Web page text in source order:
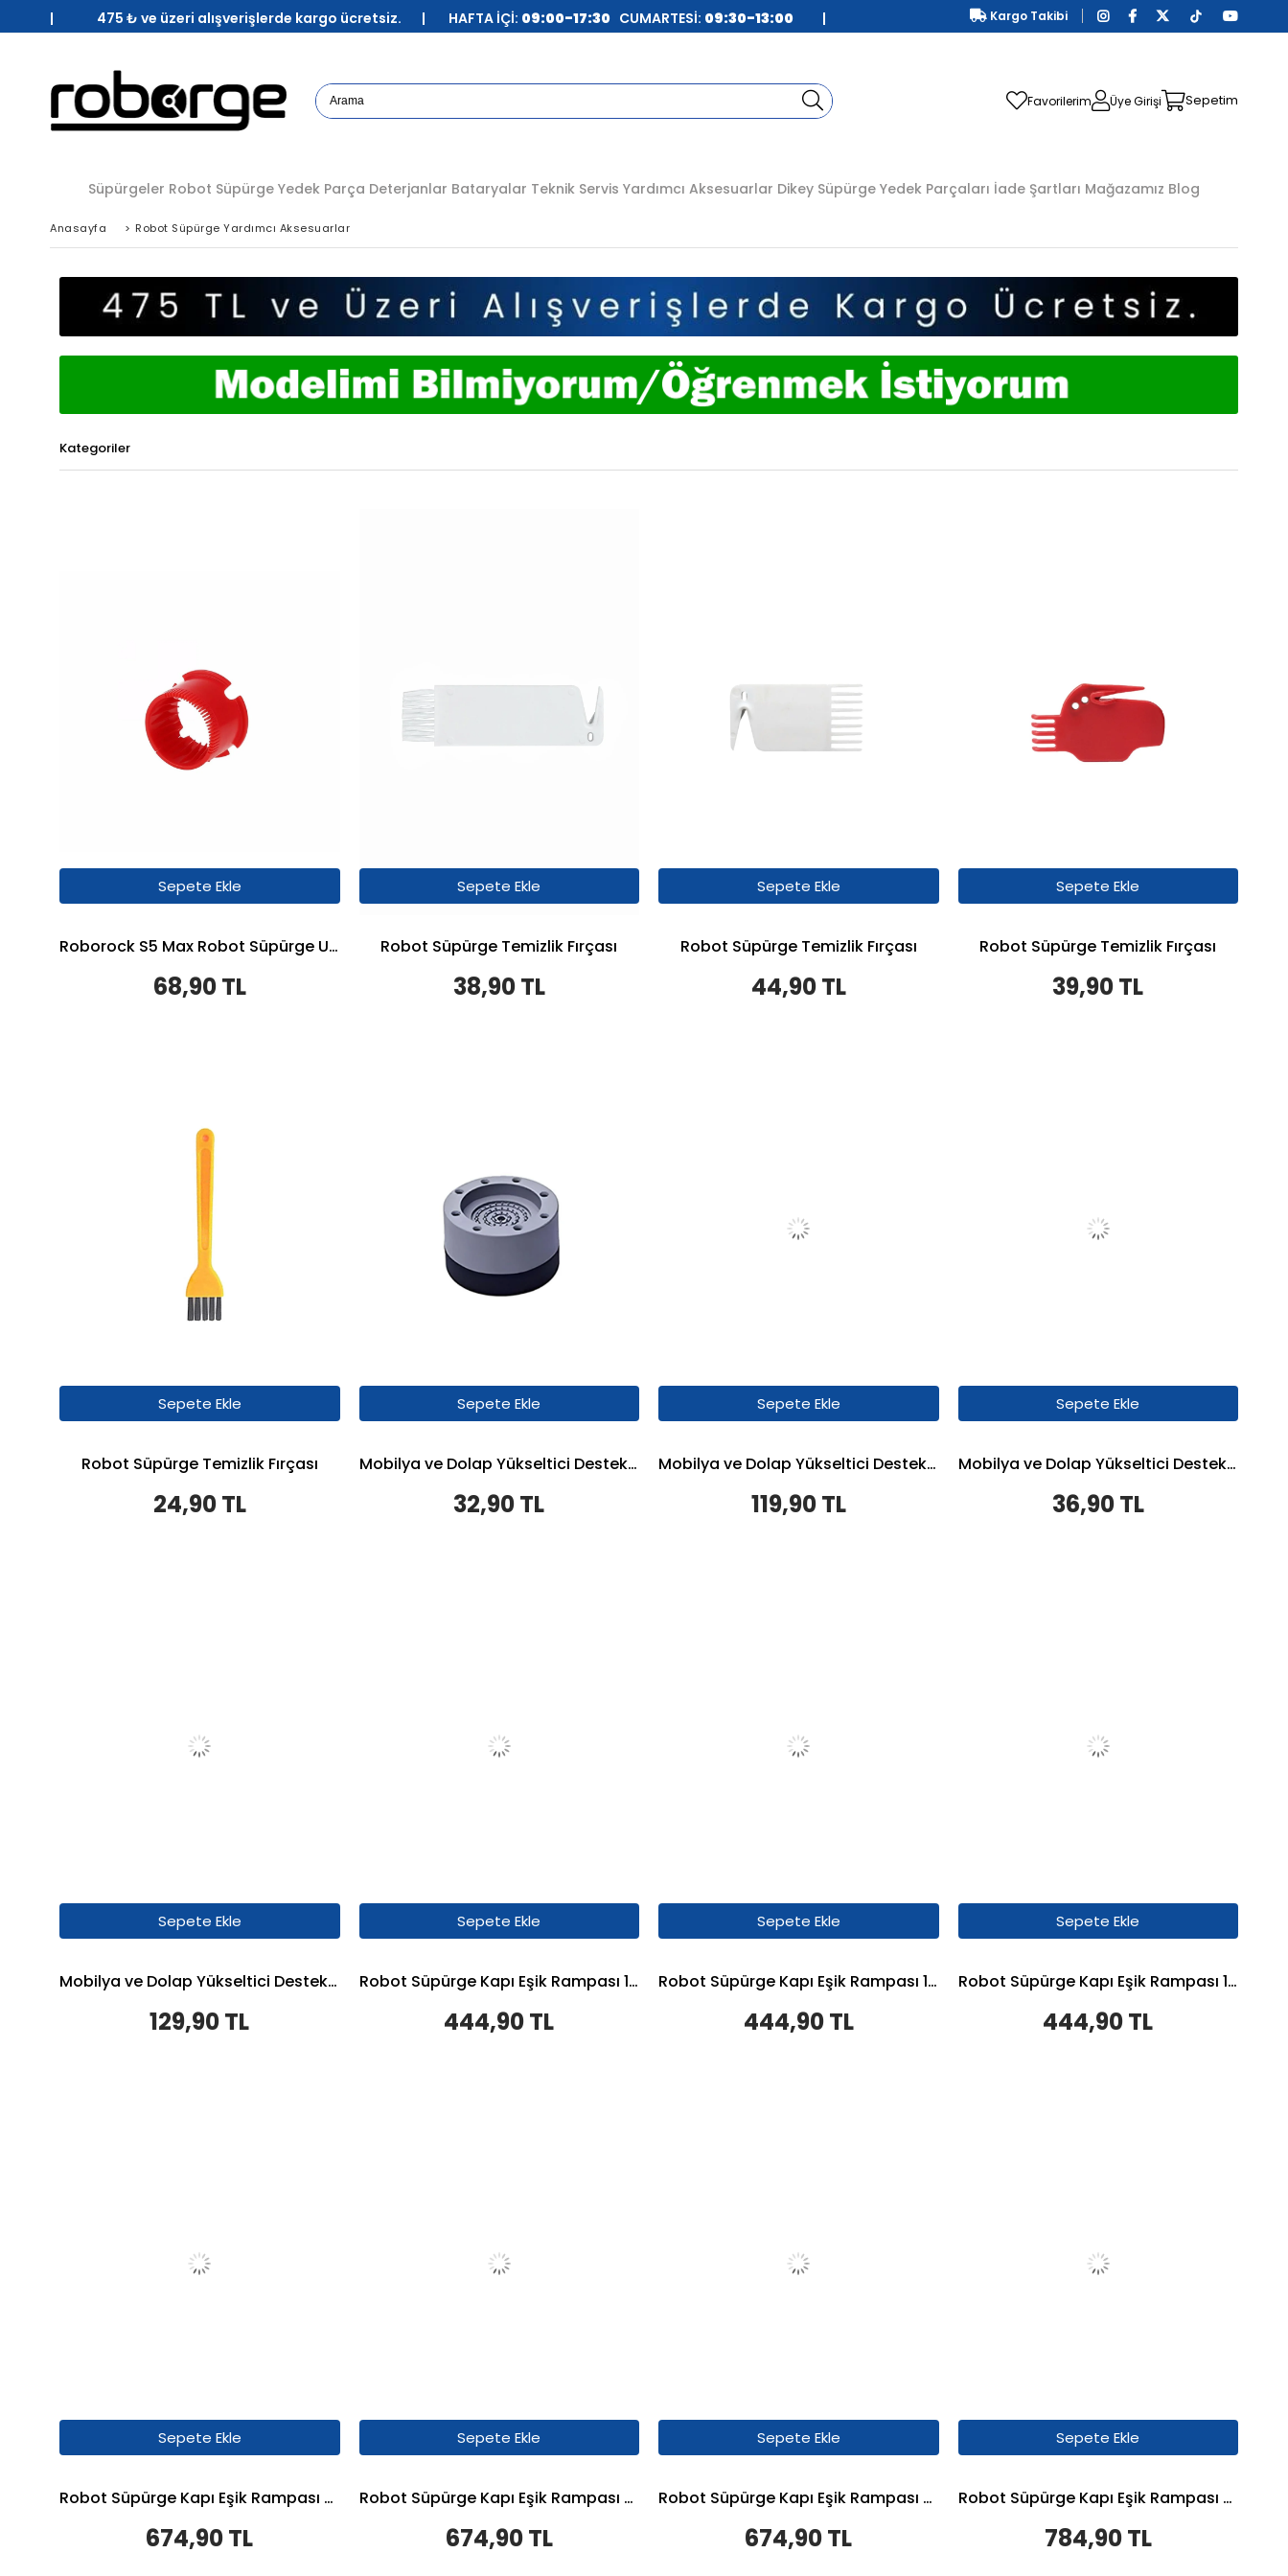
| 475 ₺ ve üzeri alışverişlerde kargo ücretsiz. | HAFTA İÇİ: 09:00-17:30 CUMARTESİ: 09:30-13:00 | Kargo Takibi
Favorilerim Üye Girişi Sepetim
Süpürgeler Robot Süpürge Yedek Parça Deterjanlar Bataryalar Teknik Servis Yardımcı Aksesuarlar Dikey Süpürge Yedek Parçaları İade Şartları Mağazamız Blog
Anasayfa > Robot Süpürge Yardımcı Aksesuarlar
Kategoriler
Roborock S5 Max Robot Süpürge Uyumlu Ana Fırça Temizlik Aparatı
68,90 TL
Sepete Ekle
Robot Süpürge Temizlik Fırçası
38,90 TL
Sepete Ekle
Robot Süpürge Temizlik Fırçası
44,90 TL
Sepete Ekle
Robot Süpürge Temizlik Fırçası
39,90 TL
Sepete Ekle
Robot Süpürge Temizlik Fırçası
24,90 TL
Sepete Ekle
Mobilya ve Dolap Yükseltici Destek - 3,5cm - 1 Adet - Gri
32,90 TL
Sepete Ekle
Mobilya ve Dolap Yükseltici Destek - 3,5cm - 4 Adet - Gri
119,90 TL
Sepete Ekle
Mobilya ve Dolap Yükseltici Destek - 6 cm - 1 Adet - Gri
36,90 TL
Sepete Ekle
Mobilya ve Dolap Yükseltici Destek - 6 cm - 4 Adet - Gri
129,90 TL
Sepete Ekle
Robot Süpürge Kapı Eşik Rampası 1,6cm - Gri
444,90 TL
Sepete Ekle
Robot Süpürge Kapı Eşik Rampası 1,6cm - Krem
444,90 TL
Sepete Ekle
Robot Süpürge Kapı Eşik Rampası 1,6cm - Beyaz
444,90 TL
Sepete Ekle
Robot Süpürge Kapı Eşik Rampası 3cm - Gri
674,90 TL
Sepete Ekle
Robot Süpürge Kapı Eşik Rampası 3cm - Krem
674,90 TL
Sepete Ekle
Robot Süpürge Kapı Eşik Rampası 3cm - Beyaz
674,90 TL
Sepete Ekle
Robot Süpürge Kapı Eşik Rampası 3,5cm - Gri
784,90 TL
Sepete Ekle